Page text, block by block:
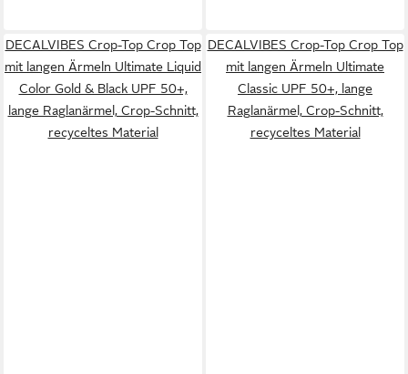
DECALVIBES Crop-Top Crop Top
mit langen Ärmeln Ultimate Liquid
Color Gold & Black UPF 50+,
lange Raglanärmel, Crop-Schnitt,
recyceltes Material
DECALVIBES Crop-Top Crop Top
mit langen Ärmeln Ultimate
Classic UPF 50+, lange
Raglanärmel, Crop-Schnitt,
recyceltes Material